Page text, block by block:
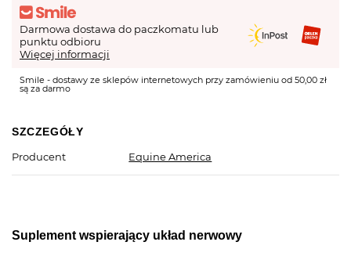
Darmowa dostawa do paczkomatu lub
punktu odbioru
Więcej informacji
Smile - dostawy ze sklepów internetowych przy zamówieniu od 50,00 zł
są za darmo
SZCZEGÓŁY
Producent
Equine America
Suplement wspierający układ nerwowy